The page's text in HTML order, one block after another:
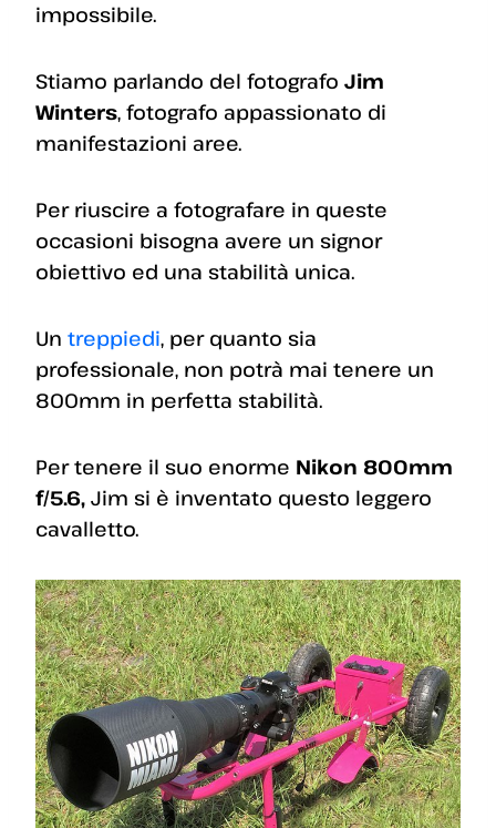
impossibile.
Stiamo parlando del fotografo Jim
Winters, fotografo appassionato di
manifestazioni aree.
Per riuscire a fotografare in queste
occasioni bisogna avere un signor
obiettivo ed una stabilità unica.
Un treppiedi, per quanto sia
professionale, non potrà mai tenere un
800mm in perfetta stabilità.
Per tenere il suo enorme Nikon 800mm
f/5.6, Jim si è inventato questo leggero
cavalletto.